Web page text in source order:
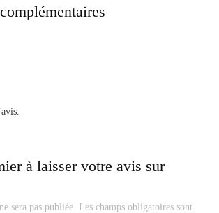
à laisser votre avis sur
sera pas publiée. Les champs obligatoires sont